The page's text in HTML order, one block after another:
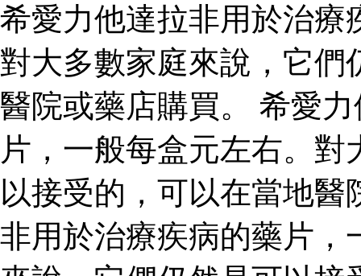
希愛力他達拉非用於治療
對大多數家庭來說，它們
醫院或藥店購買。 希愛
片，一般每盒元左右。
以接受的，可以在當地
非用於治療疾病的藥片，